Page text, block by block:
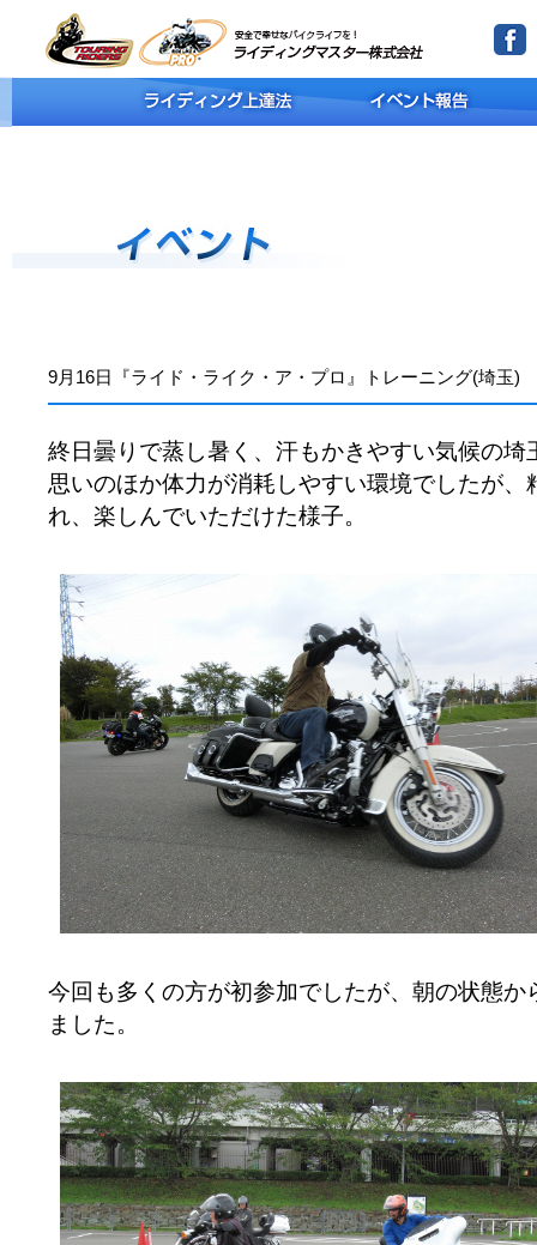
9月16日『ライド・ライク・ア・プロ』トレーニング(埼玉)
終日曇りで蒸し暑く、汗もかきやすい気候の埼
思いのほか体力が消耗しやすい環境でしたが、
れ、楽しんでいただけた様子。
今回も多くの方が初参加でしたが、朝の状態か
ました。